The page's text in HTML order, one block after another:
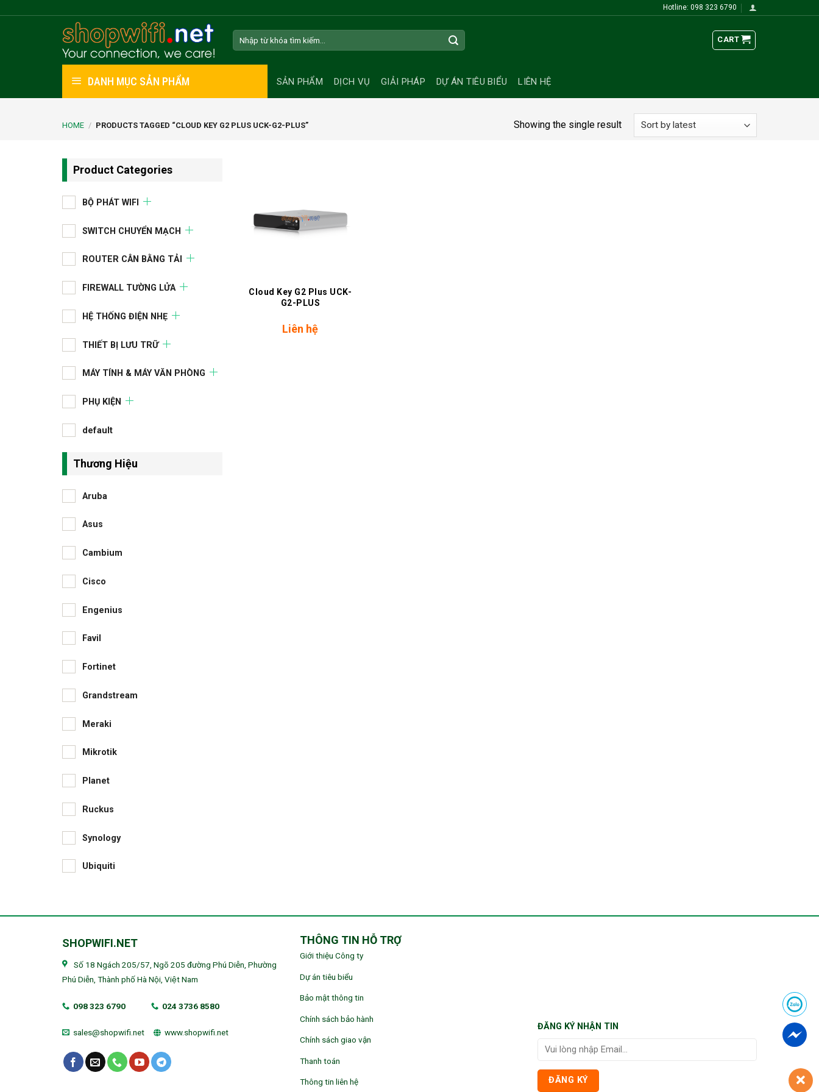
Hotline: 098 323 6790
CART
DANH MỤC SẢN PHẨM SẢN PHẨM DỊCH VỤ GIẢI PHÁP DỰ ÁN TIÊU BIỂU LIÊN HỆ
HOME / PRODUCTS TAGGED “CLOUD KEY G2 PLUS UCK-G2-PLUS” Showing the single result
Product Categories
BỘ PHÁT WIFI
SWITCH CHUYỂN MẠCH
ROUTER CÂN BẰNG TẢI
FIREWALL TƯỜNG LỬA
HỆ THỐNG ĐIỆN NHẸ
THIẾT BỊ LƯU TRỮ
MÁY TÍNH & MÁY VĂN PHÒNG
PHỤ KIỆN
default
Thương Hiệu
Aruba
Asus
Cambium
Cisco
Engenius
Favil
Fortinet
Grandstream
Meraki
Mikrotik
Planet
Ruckus
Synology
Ubiquiti
Cloud Key G2 Plus UCK-
G2-PLUS
Liên hệ
SHOPWIFI.NET
Số 18 Ngách 205/57, Ngõ 205 đường Phú Diễn, Phường
Phú Diễn, Thành phố Hà Nội, Việt Nam
098 323 6790 024 3736 8580
sales@shopwifi.net www.shopwifi.net
THÔNG TIN HỖ TRỢ
Giới thiệu Công ty
Dự án tiêu biểu
Bảo mật thông tin
Chính sách bảo hành
Chính sách giao vận
Thanh toán
Thông tin liên hệ
ĐĂNG KÝ NHẬN TIN